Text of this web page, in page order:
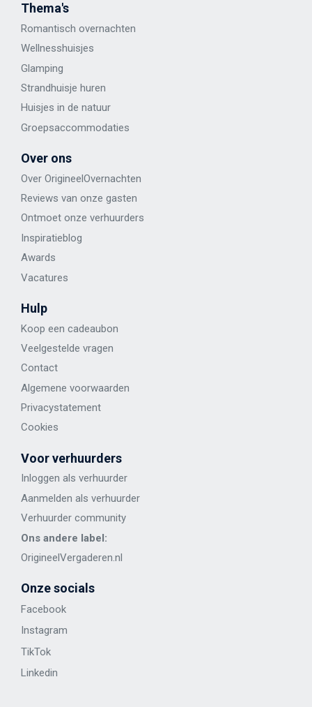
Thema's
Romantisch overnachten
Wellnesshuisjes
Glamping
Strandhuisje huren
Huisjes in de natuur
Groepsaccommodaties
Over ons
Over OrigineelOvernachten
Reviews van onze gasten
Ontmoet onze verhuurders
Inspiratieblog
Awards
Vacatures
Hulp
Koop een cadeaubon
Veelgestelde vragen
Contact
Algemene voorwaarden
Privacystatement
Cookies
Voor verhuurders
Inloggen als verhuurder
Aanmelden als verhuurder
Verhuurder community
Ons andere label:
OrigineelVergaderen.nl
Onze socials
Facebook
Instagram
TikTok
Linkedin